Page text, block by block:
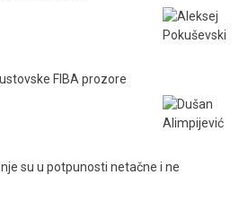
FIBA prozore
su u potpunosti netačne i ne